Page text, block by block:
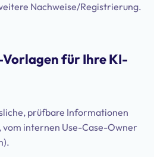
Nachweise/Registrierung.
Vorlagen für Ihre KI-
prüfbare Informationen
vom internen Use-Case-Owner